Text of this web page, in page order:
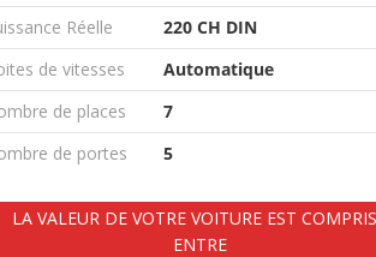
Réelle
220 CH DIN
de vitesses
Automatique
de places
7
de portes
5
LA VALEUR DE VOTRE VOITURE EST
ENTRE